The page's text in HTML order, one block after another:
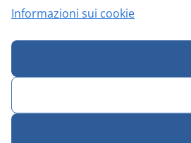
Informazioni sui cookie